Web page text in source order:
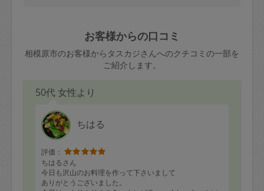
お客様からの口コミ
相模原市のお客様からタスカジさんへのクチコミの一部を
ご紹介します。
50代 女性より
ちはる
評価：
ちはるさん
今日も沢山のお料理を作って下さいまして
ありがとうございました。